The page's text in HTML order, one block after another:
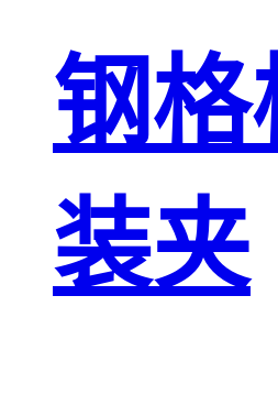
钢格
装夹